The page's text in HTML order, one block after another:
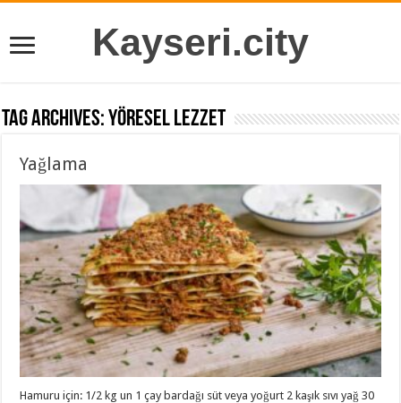
Kayseri.city
Tag Archives:yöresel lezzet
Yağlama
Hamuru için: 1/2 kg un 1 çay bardağı süt veya yoğurt 2 kaşık sıvı yağ 30